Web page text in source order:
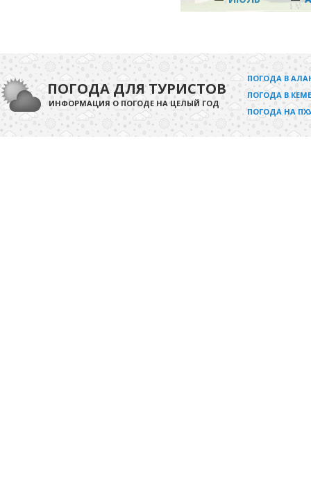
ПОГОДА ДЛЯ ТУРИСТОВ
ИНФОРМАЦИЯ О ПОГОДЕ НА ЦЕЛЫЙ ГОД
ПОГОДА В
ПОГОДА В
ПОГОДА НА